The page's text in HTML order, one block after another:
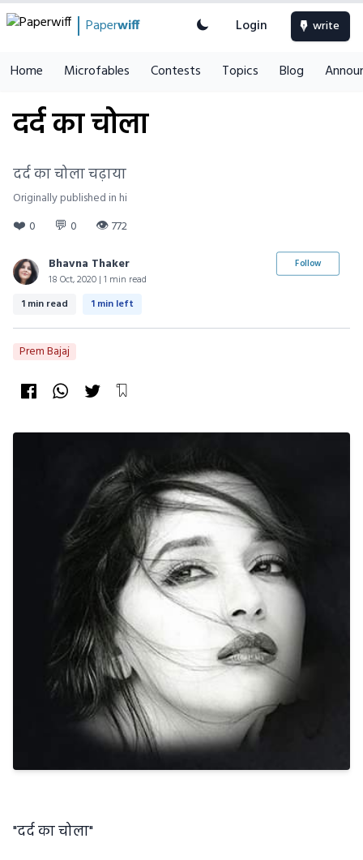
Paperwiff Login write
Home Microfables Contests Topics Blog
दर्द का चोला
दर्द का चोला चढ़ाया
Originally published in hi
❤️ 0 💬 0 👁772
Bhavna Thaker
18 Oct, 2020 | 1 min read
Follow
1 min read 1 min left
Prem Bajaj
"दर्द का चोला"